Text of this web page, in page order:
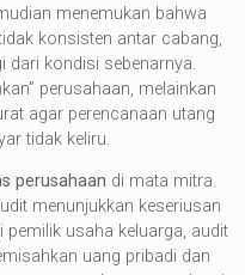
menemukan bahwa
konsisten antar cabang,
dari kondisi sebenarnya.
perusahaan, melainkan
agar perencanaan utang
tidak keliru.
perusahaan di mata mitra.
menunjukkan keseriusan
pemilik usaha keluarga, audit
uang pribadi dan